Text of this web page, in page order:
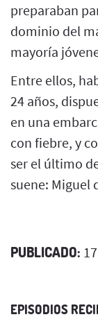
preparaban
dominio del
mayoría
Entre ellos,
24 años,
en una
con fiebre, y
ser el último
suene: Miguel
PUBLICADO:
EPISODIOS